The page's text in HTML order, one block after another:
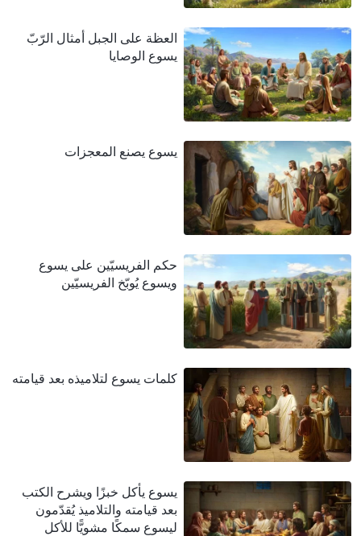
العظة على الجبل أمثال الرّبّ
يسوع الوصايا
يسوع يصنع المعجزات
حكم الفريسيّين على يسوع
ويسوع يُوبّخ الفريسيّين
كلمات يسوع لتلاميذه بعد قيامته
يسوع يأكل خبزًا ويشرح الكتب
بعد قيامته والتلاميذ يُقدّمون
ليسوع سمكًا مشويًّا للأكل